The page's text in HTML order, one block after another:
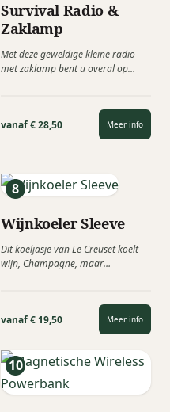
Survival Radio &
Zaklamp
Met deze geweldige kleine radio
met zaklamp bent u overal op
vanaf € 28,50 Meer info
Wijnkoeler Sleeve
Dit koeljasje van Le Creuset koelt
wijn, Champagne, maar
vanaf € 19,50 Meer info